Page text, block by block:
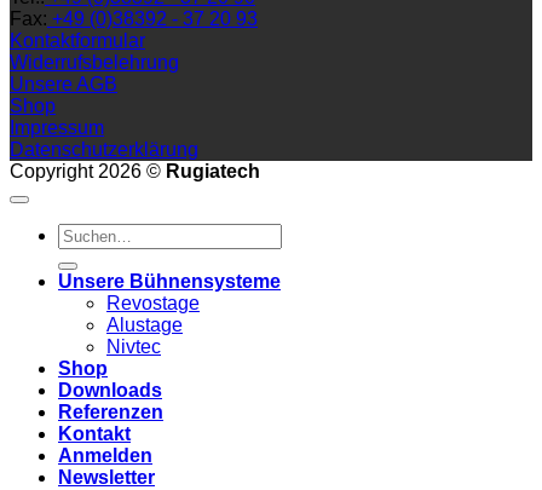
Fax: +49 (0)38392 - 37 20 93
Kontaktformular
Widerrufsbelehrung
Unsere AGB
Shop
Impressum
Datenschutzerklärung
Copyright 2026 © Rugiatech
Suchen
nach:
Unsere Bühnensysteme
Revostage
Alustage
Nivtec
Shop
Downloads
Referenzen
Kontakt
Anmelden
Newsletter